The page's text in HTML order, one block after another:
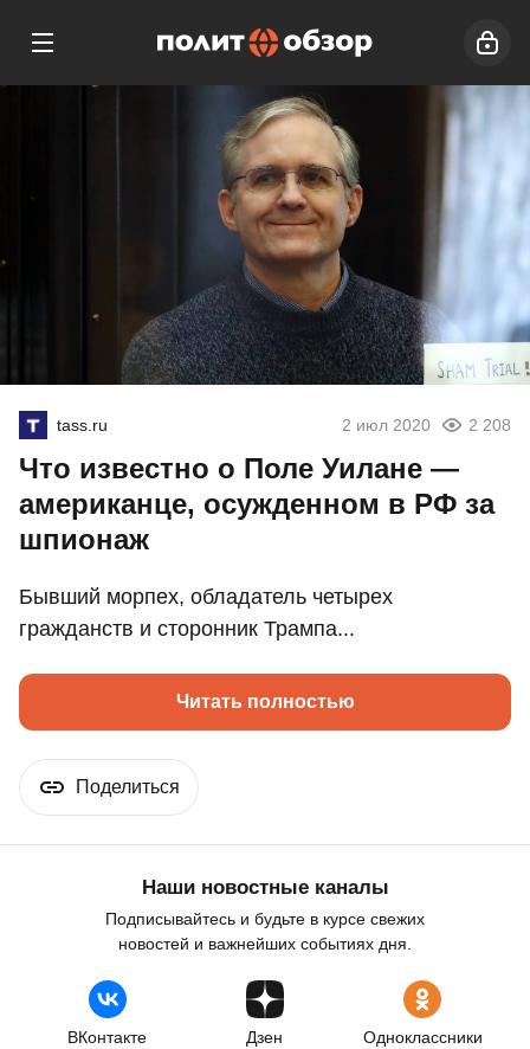
tass.ru 2 июл 2020 2 208
Что известно о Поле Уилане —
американце, осужденном в РФ за
шпионаж
Бывший морпех, обладатель четырех
гражданств и сторонник Трампа...
Читать полностью
Поделиться
Наши новостные каналы
Подписывайтесь и будьте в курсе свежих
новостей и важнейших событиях дня.
ВКонтакте Дзен Одноклассники